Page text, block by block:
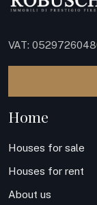
VAT:
Home
Houses for sale
Houses for rent
About us